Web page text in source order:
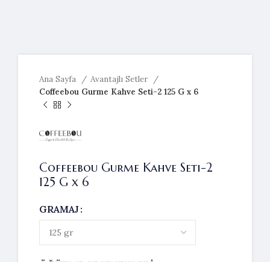
Ana Sayfa
Avantajlı Setler
Coffeebou Gurme Kahve Seti-2 125 G x 6
Coffeebou Gurme Kahve Seti-2
125 G x 6
GRAMAJ